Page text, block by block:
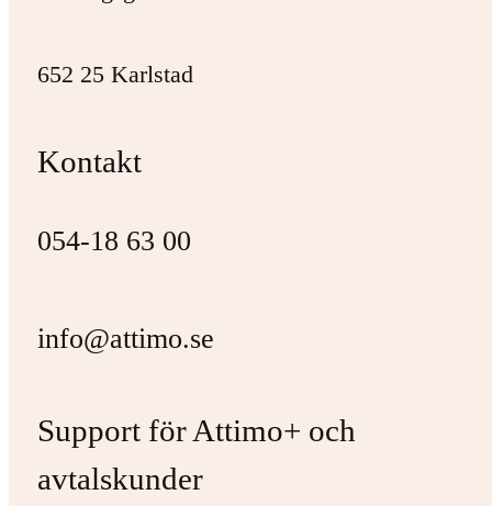
652 25 Karlstad
Kontakt
054-18 63 00
info@attimo.se
Support för Attimo+ och
avtalskunder